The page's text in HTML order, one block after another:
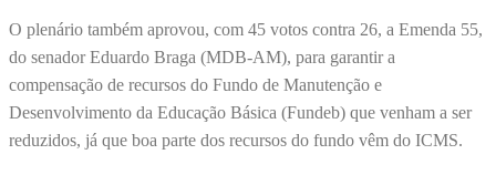
O plenário também aprovou, com 45 votos contra 26, a Emenda 55,
do senador Eduardo Braga (MDB-AM), para garantir a
compensação de recursos do Fundo de Manutenção e
Desenvolvimento da Educação Básica (Fundeb) que venham a ser
reduzidos, já que boa parte dos recursos do fundo vêm do ICMS.